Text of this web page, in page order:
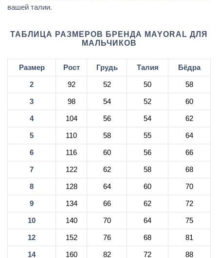
вашей талии.
ТАБЛИЦА РАЗМЕРОВ БРЕНДА MAYORAL ДЛЯ
МАЛЬЧИКОВ
Размер Рост Грудь Талия Бёдра
2 92 52 50 58
3 98 54 52 60
4 104 56 54 62
5 110 58 55 64
6 116 60 56 66
7 122 62 58 68
8 128 64 60 70
9 134 66 62 72
10 140 70 64 75
12 152 76 68 81
14 160 82 72 88